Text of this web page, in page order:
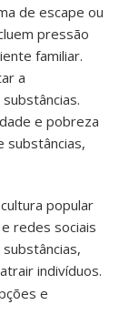
de escape ou
pressão
familiar.
a
e pobreza
substâncias,
popular
redes sociais
indivíduos.
e